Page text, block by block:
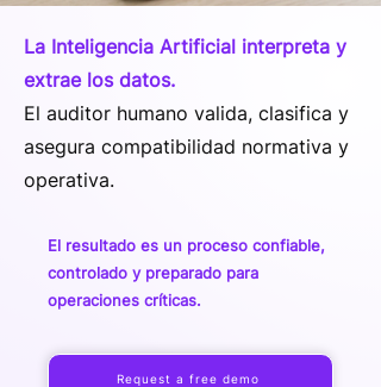
La Inteligencia Artificial interpreta y
extrae los datos.
El auditor humano valida, clasifica y
asegura compatibilidad normativa y
operativa.
El resultado es un proceso confiable,
controlado y preparado para
operaciones críticas.
Request a free demo